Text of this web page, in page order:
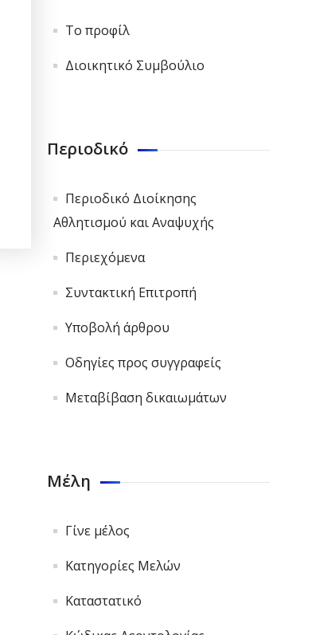
Το προφίλ
Διοικητικό Συμβούλιο
Περιοδικό
Περιοδικό Διοίκησης
Αθλητισμού και Αναψυχής
Περιεχόμενα
Συντακτική Επιτροπή
Υποβολή άρθρου
Οδηγίες προς συγγραφείς
Μεταβίβαση δικαιωμάτων
Μέλη
Γίνε μέλος
Κατηγορίες Μελών
Καταστατικό